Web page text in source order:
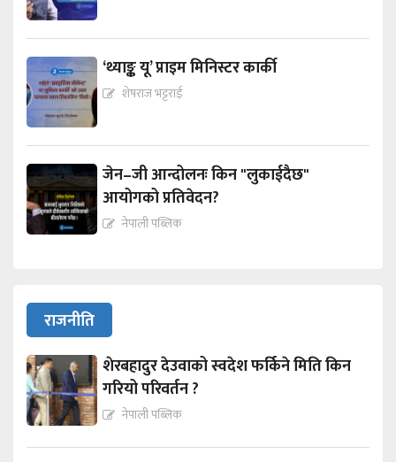
‘थ्याङ्क यू’ प्राइम मिनिस्टर कार्की
शेषराज भट्टराई
जेन–जी आन्दोलनः किन "लुकाईदैछ"
आयोगको प्रतिवेदन?
नेपाली पब्लिक
राजनीति
शेरबहादुर देउवाको स्वदेश फर्किने मिति किन
गरियो परिवर्तन ?
नेपाली पब्लिक